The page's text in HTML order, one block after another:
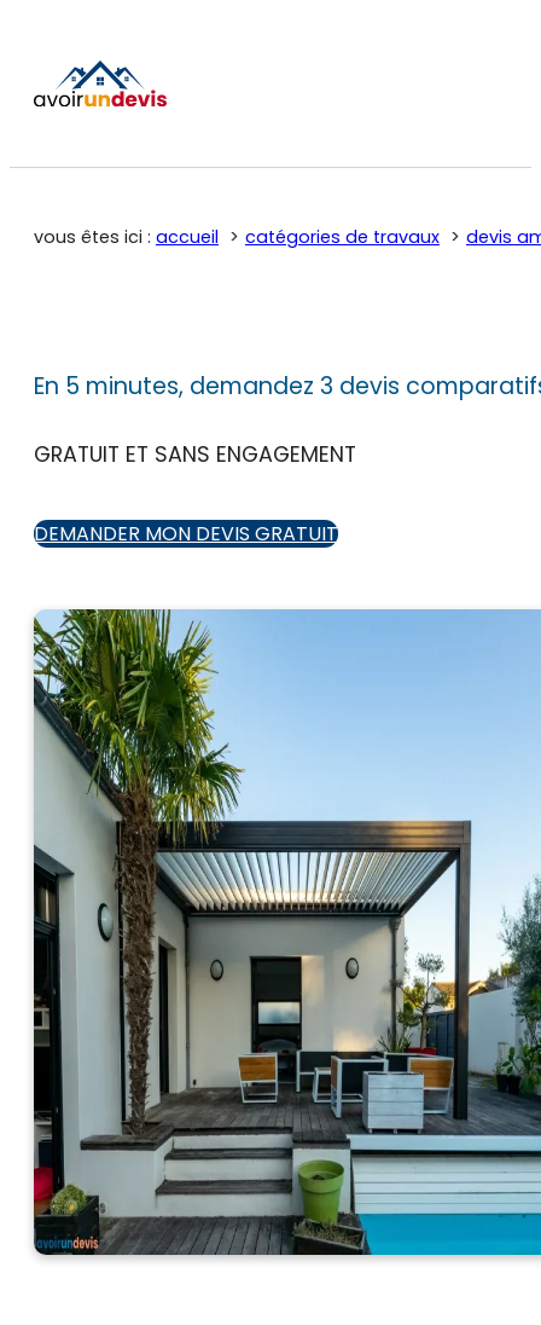
vous êtes ici : accueil catégories de travaux devis
En 5 minutes, demandez 3 devis
GRATUIT ET SANS ENGAGEMENT
DEMANDER MON DEVIS GRATUIT